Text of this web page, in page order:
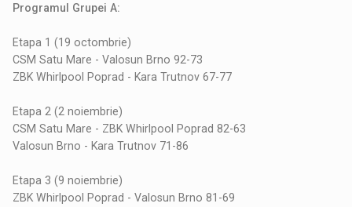
Programul Grupei A:
Etapa 1 (19 octombrie)
CSM Satu Mare - Valosun Brno 92-73
ZBK Whirlpool Poprad - Kara Trutnov 67-77
Etapa 2 (2 noiembrie)
CSM Satu Mare - ZBK Whirlpool Poprad 82-63
Valosun Brno - Kara Trutnov 71-86
Etapa 3 (9 noiembrie)
ZBK Whirlpool Poprad - Valosun Brno 81-69